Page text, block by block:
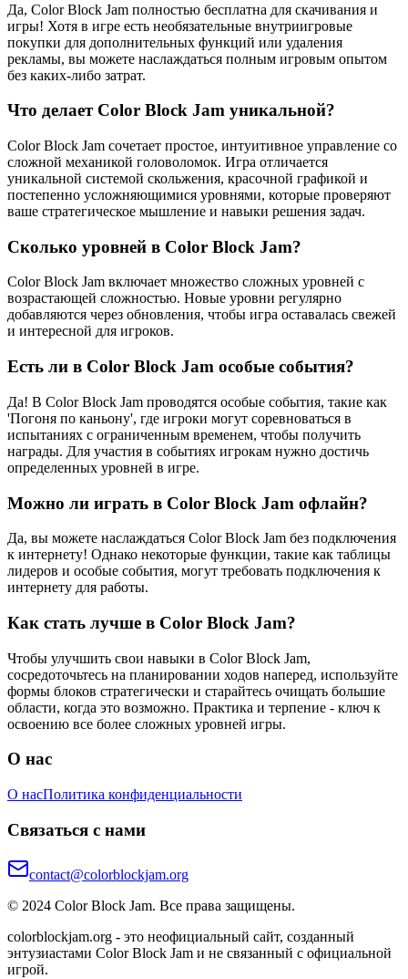
Да, Color Block Jam полностью бесплатна для скачивания и
игры! Хотя в игре есть необязательные внутриигровые
покупки для дополнительных функций или удаления
рекламы, вы можете наслаждаться полным игровым опытом
без каких-либо затрат.
Что делает Color Block Jam уникальной?
Color Block Jam сочетает простое, интуитивное управление со
сложной механикой головоломок. Игра отличается
уникальной системой скольжения, красочной графикой и
постепенно усложняющимися уровнями, которые проверяют
ваше стратегическое мышление и навыки решения задач.
Сколько уровней в Color Block Jam?
Color Block Jam включает множество сложных уровней с
возрастающей сложностью. Новые уровни регулярно
добавляются через обновления, чтобы игра оставалась свежей
и интересной для игроков.
Есть ли в Color Block Jam особые события?
Да! В Color Block Jam проводятся особые события, такие как
'Погоня по каньону', где игроки могут соревноваться в
испытаниях с ограниченным временем, чтобы получить
награды. Для участия в событиях игрокам нужно достичь
определенных уровней в игре.
Можно ли играть в Color Block Jam офлайн?
Да, вы можете наслаждаться Color Block Jam без подключения
к интернету! Однако некоторые функции, такие как таблицы
лидеров и особые события, могут требовать подключения к
интернету для работы.
Как стать лучше в Color Block Jam?
Чтобы улучшить свои навыки в Color Block Jam,
сосредоточьтесь на планировании ходов наперед, используйте
формы блоков стратегически и старайтесь очищать большие
области, когда это возможно. Практика и терпение - ключ к
освоению все более сложных уровней игры.
О нас
О насПолитика конфиденциальности
Связаться с нами
contact@colorblockjam.org
© 2024 Color Block Jam. Все права защищены.
colorblockjam.org - это неофициальный сайт, созданный
энтузиастами Color Block Jam и не связанный с официальной
игрой.